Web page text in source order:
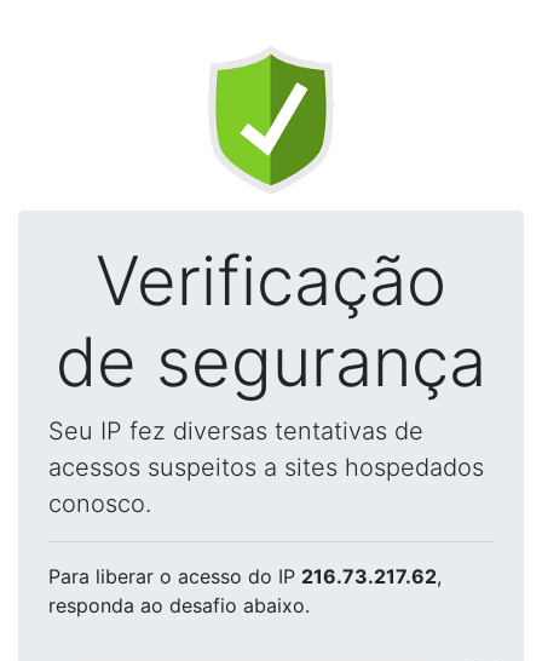
Verificação
de segurança
Seu IP fez diversas tentativas de
acessos suspeitos a sites hospedados
conosco.
Para liberar o acesso do IP 216.73.217.62,
responda ao desafio abaixo.